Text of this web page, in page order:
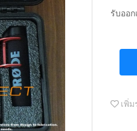
รับออ
เพิ่